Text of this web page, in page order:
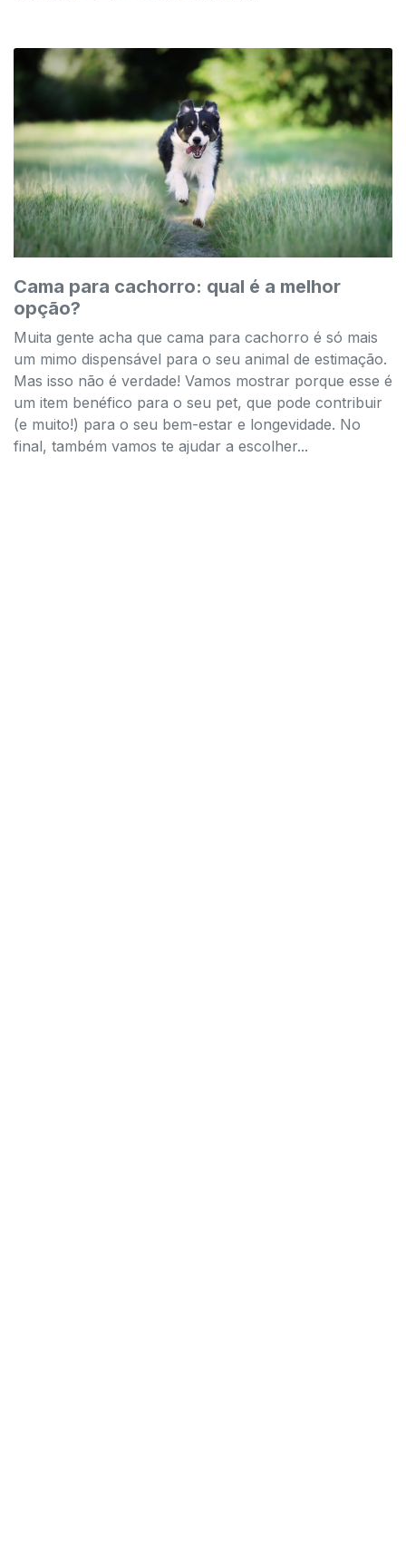
Cama para cachorro: qual é a melhor
opção?
Muita gente acha que cama para cachorro é só mais
um mimo dispensável para o seu animal de estimação.
Mas isso não é verdade! Vamos mostrar porque esse é
um item benéfico para o seu pet, que pode contribuir
(e muito!) para o seu bem-estar e longevidade. No
final, também vamos te ajudar a escolher...